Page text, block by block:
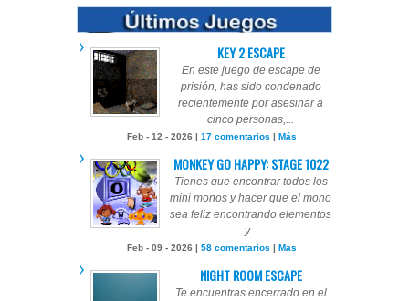
KEY 2 ESCAPE
En este juego de escape de
prisión, has sido condenado
recientemente por asesinar a
cinco personas,...
Feb - 12 - 2026 | 17 comentarios | Más
MONKEY GO HAPPY: STAGE 1022
Tienes que encontrar todos los
mini monos y hacer que el mono
sea feliz encontrando elementos
y...
Feb - 09 - 2026 | 58 comentarios | Más
NIGHT ROOM ESCAPE
Te encuentras encerrado en el